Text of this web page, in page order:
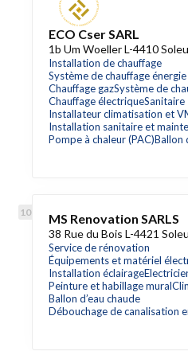
ECO Cser SARL
1b Um Woeller L-4410
Installation de chauffage
Système de chauffage
Chauffage gazSystème de
Chauffage électriqueSanitaire
Installateur climatisation et
Installation sanitaire et
Pompe à chaleur (PAC)Ballon
MS Renovation SARLS
38 Rue du Bois L-4421
Service de rénovation
Équipements et matériel
Installation éclairage
Peinture et habillage mural
Ballon d’eau chaude
Débouchage de canalisation